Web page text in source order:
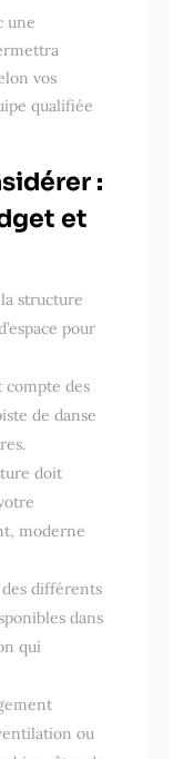
une
vos
qualifiée
:
et
structure
pour
des
de danse
doit
moderne
différents
dans
qui
ou